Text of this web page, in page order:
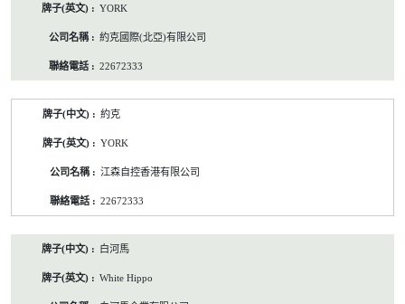
YORK
約克國際(北亞)有限公司
22672333
約克
YORK
江森自控香港有限公司
22672333
白河馬
White Hippo